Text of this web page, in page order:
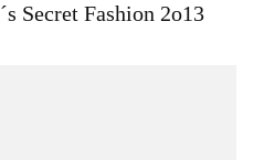
Secret Fashion 2o13